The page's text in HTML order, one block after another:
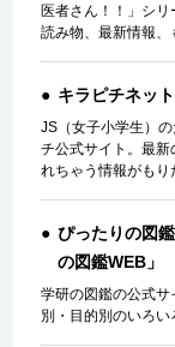
医者さん！！」シ
読み物、最新情報
キラピチネット
JS（女子小学生）
チ公式サイト。最
れちゃう情報がもり
ぴったりの図
の図鑑WEB」
学研の図鑑の公式
別・目的別のいろい